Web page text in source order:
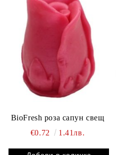
BioFresh роза сапун свещ
€0.72
1.41лв.